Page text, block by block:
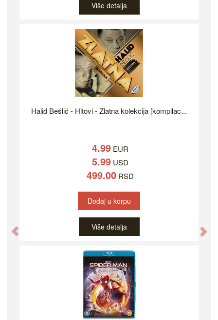
Više detalja
Halid Bešlić - Hitovi - Zlatna kolekcija [kompilac...
4.99 EUR
5.99 USD
499.00 RSD
Dodaj u korpu
Više detalja